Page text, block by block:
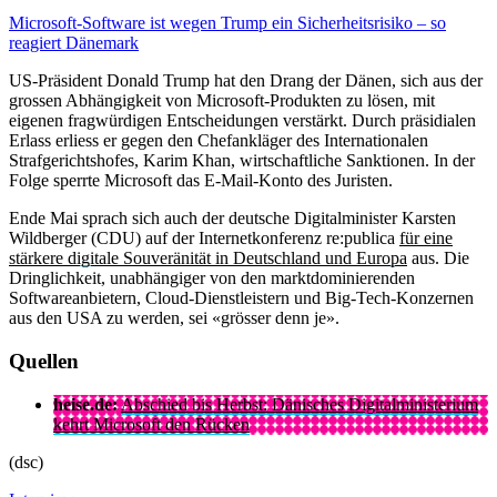
Microsoft-Software ist wegen Trump ein Sicherheitsrisiko – so
reagiert Dänemark
US-Präsident Donald Trump hat den Drang der Dänen, sich aus der
grossen Abhängigkeit von Microsoft-Produkten zu lösen, mit
eigenen fragwürdigen Entscheidungen verstärkt. Durch präsidialen
Erlass erliess er gegen den Chefankläger des Internationalen
Strafgerichtshofes, Karim Khan, wirtschaftliche Sanktionen. In der
Folge sperrte Microsoft das E-Mail-Konto des Juristen.
Ende Mai sprach sich auch der deutsche Digitalminister Karsten
Wildberger (CDU) auf der Internetkonferenz re:publica für eine
stärkere digitale Souveränität in Deutschland und Europa aus. Die
Dringlichkeit, unabhängiger von den marktdominierenden
Softwareanbietern, Cloud-Dienstleistern und Big-Tech-Konzernen
aus den USA zu werden, sei «grösser denn je».
Quellen
heise.de:Abschied bis Herbst: Dänisches Digitalministerium
kehrt Microsoft den Rücken
(dsc)